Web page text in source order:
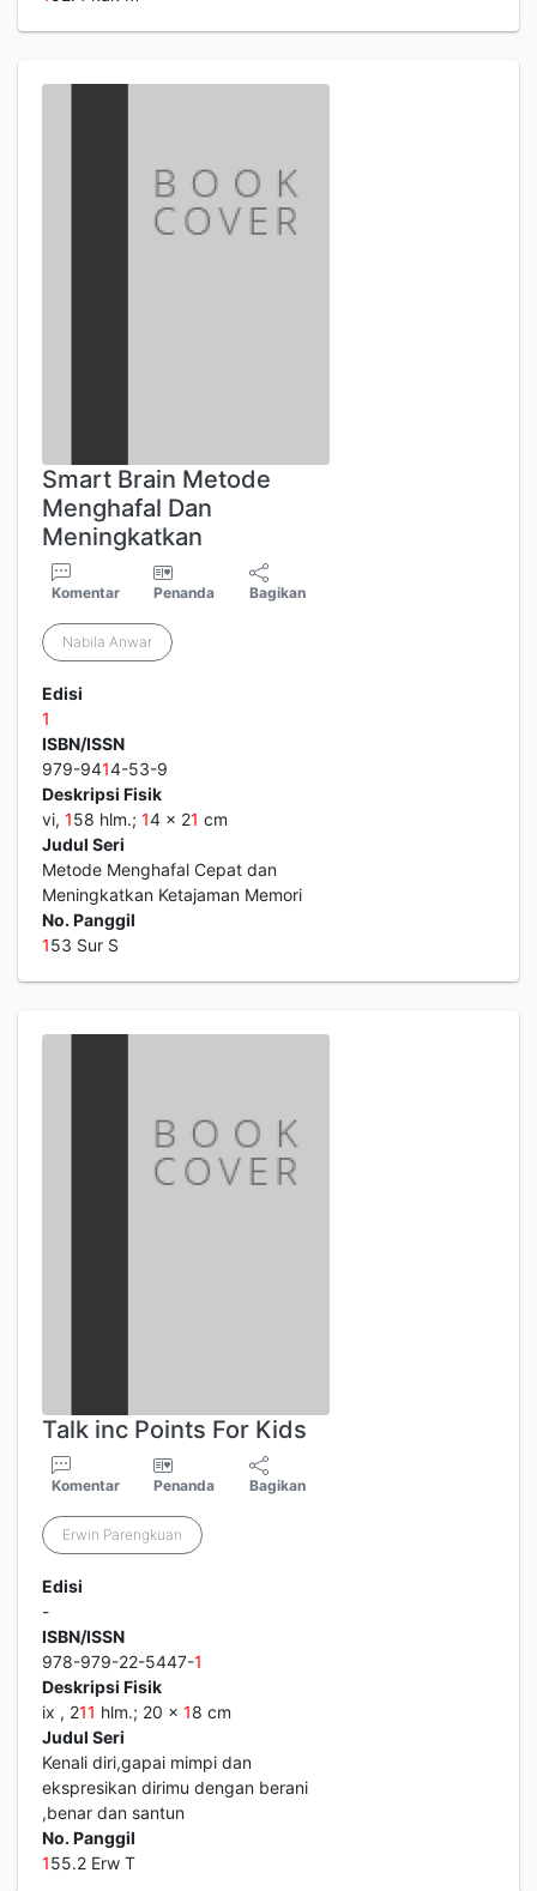
Smart Brain Metode
Menghafal Dan
Meningkatkan
Komentar Penanda Bagikan
Nabila Anwar
Edisi
1
ISBN/ISSN
979-9414-53-9
Deskripsi Fisik
vi, 158 hlm.; 14 x 21 cm
Judul Seri
Metode Menghafal Cepat dan
Meningkatkan Ketajaman Memori
No. Panggil
153 Sur S
Talk inc Points For Kids
Komentar Penanda Bagikan
Erwin Parengkuan
Edisi
-
ISBN/ISSN
978-979-22-5447-1
Deskripsi Fisik
ix , 211 hlm.; 20 x 18 cm
Judul Seri
Kenali diri,gapai mimpi dan
ekspresikan dirimu dengan berani
,benar dan santun
No. Panggil
155.2 Erw T